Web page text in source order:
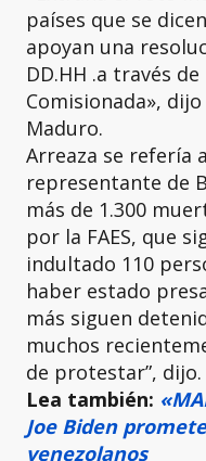
países que se
apoyan una
DD.HH .a través
Comisionada»,
Maduro.
Arreaza se refería
representante de
más de 1.300
por la FAES, que
indultado 110
haber estado
más siguen
muchos
de protestar”, dijo.
Lea también:
Joe Biden
venezolanos